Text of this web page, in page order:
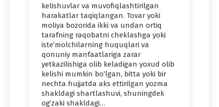
kelishuvlar va muvofiqlashtirilgan
harakatlar taqiqlangan. Tovar yoki
moliya bozorida ikki va undan ortiq
tarafning raqobatni cheklashga yoki
iste’molchilarning huquqlari va
qonuniy manfaatlariga zarar
yetkazilishiga olib keladigan yoxud olib
kelishi mumkin bo‘lgan, bitta yoki bir
nechta hujjatda aks ettirilgan yozma
shakldagi shartlashuvi, shuningdek
og‘zaki shakldagi…